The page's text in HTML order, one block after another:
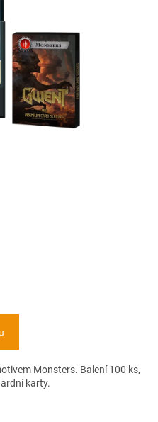
Monsters. Balení 100 ks,
karty.